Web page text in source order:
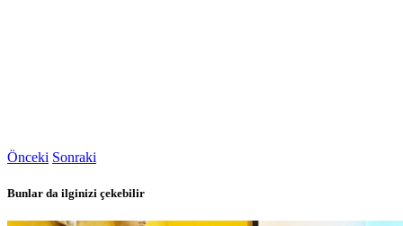
Önceki Sonraki
Bunlar da ilginizi çekebilir